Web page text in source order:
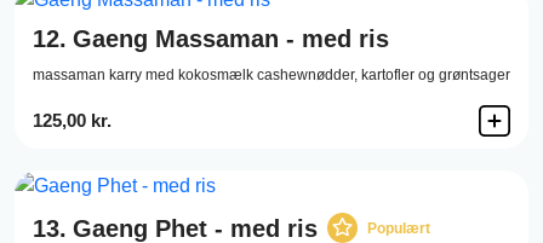
12. Gaeng Massaman - med ris
massaman karry med kokosmælk cashewnødder, kartofler og grøntsager
125,00 kr.
13. Gaeng Phet - med ris Populært